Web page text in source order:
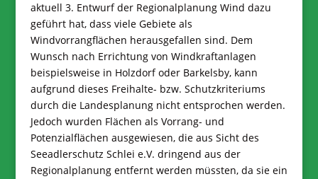
aktuell 3. Entwurf der Regionalplanung Wind dazu
geführt hat, dass viele Gebiete als
Windvorrangflächen herausgefallen sind. Dem
Wunsch nach Errichtung von Windkraftanlagen
beispielsweise in Holzdorf oder Barkelsby, kann
aufgrund dieses Freihalte- bzw. Schutzkriteriums
durch die Landesplanung nicht entsprochen werden.
Jedoch wurden Flächen als Vorrang- und
Potenzialflächen ausgewiesen, die aus Sicht des
Seeadlerschutz Schlei e.V. dringend aus der
Regionalplanung entfernt werden müssten, da sie ein